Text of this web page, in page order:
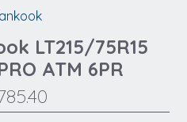
LT215/75R15
ATM 6PR